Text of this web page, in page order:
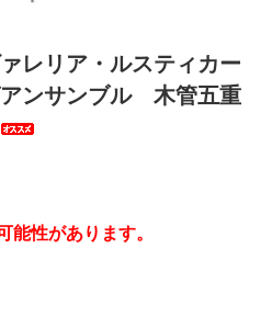
レリア・ルスティカー
ンサンブル 木管五重
性があります。